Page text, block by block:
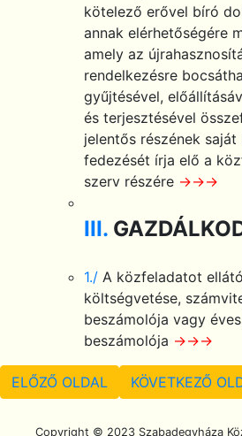
kötelező erővel bíró
annak elérhetőségére
amely az
rendelkezésre
gyűjtésével,
és terjesztésével
jelentős részének
fedezését írja elő a
szerv részére →→→
III.
1./ A közfeladatot
költségvetése,
beszámolója vagy
beszámolója →→→
ELŐZŐ OLDAL KÖVETKEZŐ
Scroll To Top
Copyright © 2023 Szabadegyháza